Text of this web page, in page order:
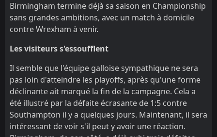
Birmingham termine déjà sa saison en Championship
sans grandes ambitions, avec un match à domicile
contre Wrexham à venir.
Les visiteurs s'essoufflent
Il semble que l'équipe galloise sympathique ne sera
pas loin d'atteindre les playoffs, après qu'une forme
déclinante ait marqué la fin de la campagne. Cela a
été illustré par la défaite écrasante de 1:5 contre
Southampton il y a quelques jours. Maintenant, il sera
intéressant de voir s'il peut y avoir une réaction.